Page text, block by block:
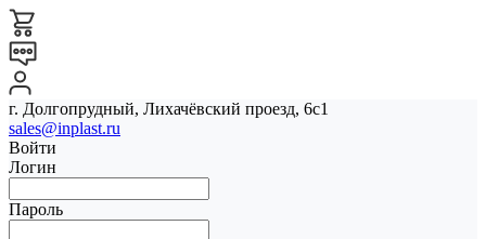
г. Долгопрудный, Лихачёвский проезд, 6с1
sales@inplast.ru
Войти
Логин
Пароль